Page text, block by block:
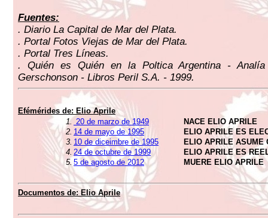
Fuentes:
. Diario La Capital de Mar del Plata.
. Portal Fotos Viejas de Mar del Plata.
. Portal Tres Líneas.
. Quién es Quién en la Poltica Argentina -
Gerschonson - Libros Peril S.A. - 1999.
Efémérides de: Elio Aprile
1. 20 de marzo de 1949
NACE ELIO APRILE
2. 14 de mayo de 1995
ELIO APRILE ES
3. 10 de diceimbre de 1995
ELIO APRILE ASUME
4. 24 de octubre de 1999
ELIO APRILE ES
5. 5 de agosto de 2012 MUERE ELIO APRILE
Documentos de: Elio Aprile